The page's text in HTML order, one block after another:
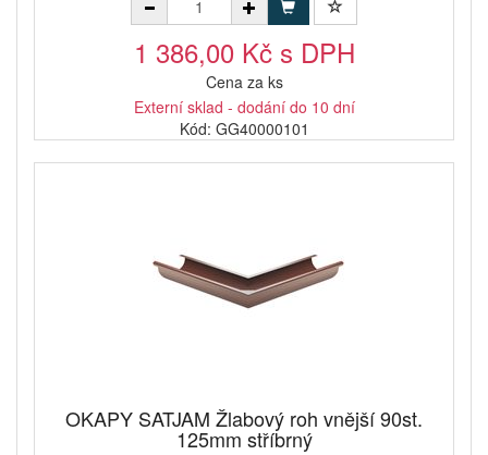
1 386,00 Kč s DPH
Cena za ks
Externí sklad - dodání do 10 dní
Kód: GG40000101
OKAPY SATJAM Žlabový roh vnější 90st.
125mm stříbrný